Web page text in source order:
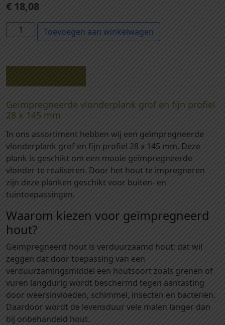
€ 18,08
4
5
0
-
V
o
n
d
e
r
p
a
n
k
g
r
o
f
e
n
Toevoegen aan winkelwagen
Geïmpregneerde vlonderplank grof en fijn profiel
28 x 145 mm
In ons assortiment hebben wij een geïmpregneerde
vlonderplank grof en fijn profiel 28 x 145 mm. Deze
plank is geschikt om een mooie geïmpregneerde
vlonder te realiseren. Door het hout te impregneren
zijn deze planken geschikt voor buiten- en
tuintoepassingen.
Waarom kiezen voor geïmpregneerd
hout?
Geïmpregneerd hout is verduurzaamd hout: dat wil
zeggen dat door toepassing van een
verduurzamingsmiddel een houtsoort zoals grenen of
vuren langdurig wordt beschermd tegen aantasting
door weersinvloeden, schimmel, insecten en bacteriën.
Daardoor wordt de levensduur vele malen langer dan
bij onbehandeld hout.